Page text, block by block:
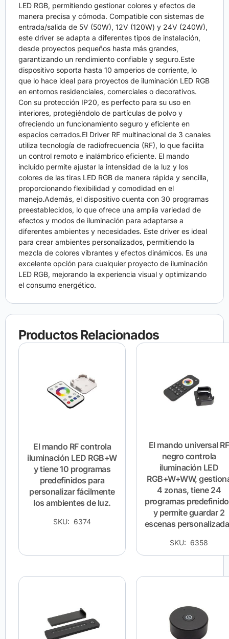
LED RGB, permitiendo gestionar colores y efectos de
manera precisa y cómoda. Compatible con sistemas de
entrada/salida de 5V (50W), 12V (120W) y 24V (240W),
este driver se adapta a diferentes tipos de instalación,
desde proyectos pequeños hasta más grandes,
garantizando un rendimiento confiable y seguro.Este
dispositivo soporta hasta 10 amperios de corriente, lo
que lo hace ideal para proyectos de iluminación LED RGB
en entornos residenciales, comerciales o decorativos.
Con su protección IP20, es perfecto para su uso en
interiores, protegiéndolo de partículas de polvo y
ofreciendo un funcionamiento seguro y eficiente en
espacios cerrados.El Driver RF multinacional de 3 canales
utiliza tecnología de radiofrecuencia (RF), lo que facilita
un control remoto e inalámbrico eficiente. El mando
incluido permite ajustar la intensidad de la luz y los
colores de las tiras LED RGB de manera rápida y sencilla,
proporcionando flexibilidad y comodidad en el
manejo.Además, el dispositivo cuenta con 30 programas
preestablecidos, lo que ofrece una amplia variedad de
efectos y modos de iluminación para adaptarse a
diferentes ambientes y necesidades. Este driver es ideal
para crear ambientes personalizados, permitiendo la
mezcla de colores vibrantes y efectos dinámicos. Es una
excelente opción para cualquier proyecto de iluminación
LED RGB, mejorando la experiencia visual y optimizando
el consumo energético.
Productos Relacionados
El mando RF controla
iluminación LED RGB+W
y tiene 10 programas
predefinidos para
personalizar fácilmente
los ambientes de luz.
SKU: 6374
El mando universal RF
negro controla
iluminación LED
RGB+W+WW,
4 zonas, tiene 24
programas
y permite guardar 2
escenas
SKU: 6358